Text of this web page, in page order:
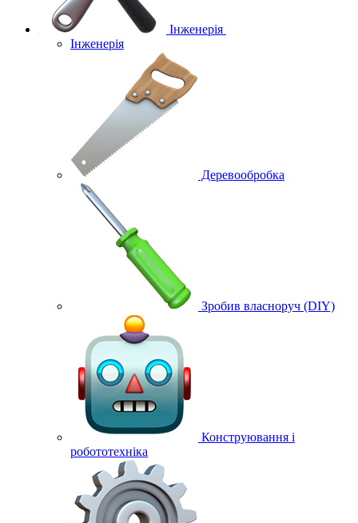
Інженерія
Інженерія
Деревообробка
Зробив власноруч (DIY)
Конструювання і
робототехніка